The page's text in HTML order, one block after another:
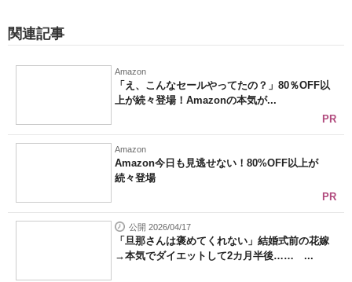
関連記事
Amazon
「え、こんなセールやってたの？」80％OFF以
上が続々登場！Amazonの本気が...
PR
Amazon
Amazon今日も見逃せない！80%OFF以上が
続々登場
PR
公開 2026/04/17
「旦那さんは褒めてくれない」結婚式前の花嫁
→本気でダイエットして2カ月半後…… ...